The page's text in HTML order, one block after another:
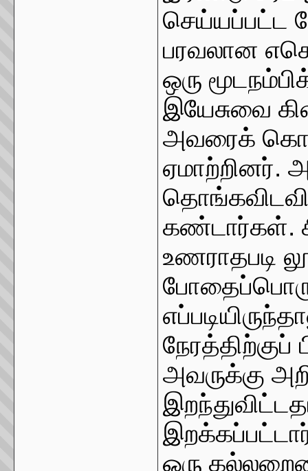
செய்யப்பட்ட
பரவலான
ஒரு
இயேசுவை
அவரைக்
ஏமாற்றினர்.
கண்டார்கள்.
உணராதபடி
அவருக்கு
ஒரு